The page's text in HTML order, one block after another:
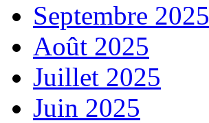
Septembre 2025
Août 2025
Juillet 2025
Juin 2025